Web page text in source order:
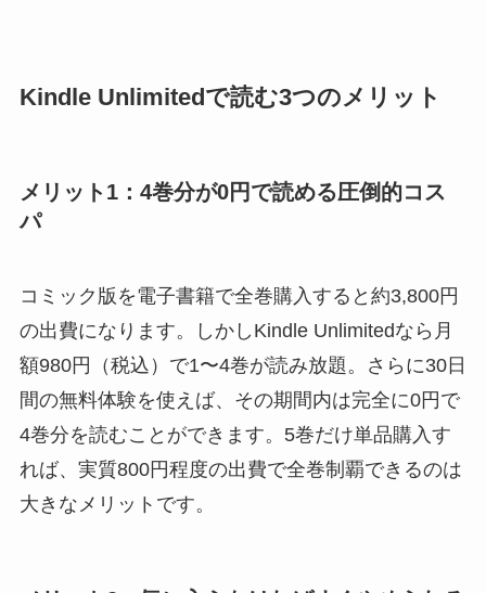
Kindle Unlimitedで読む3つのメリット
メリット1：4巻分が0円で読める圧倒的コス
パ
コミック版を電子書籍で全巻購入すると約3,800円
の出費になります。しかしKindle Unlimitedなら月
額980円（税込）で1〜4巻が読み放題。さらに30日
間の無料体験を使えば、その期間内は完全に0円で
4巻分を読むことができます。5巻だけ単品購入す
れば、実質800円程度の出費で全巻制覇できるのは
大きなメリットです。